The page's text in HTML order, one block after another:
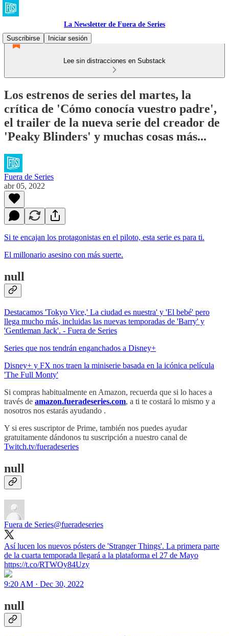
La Newsletter de Fuera de Series
Suscribirse
Iniciar sesión
Lee sin distracciones en Substack
Los estrenos de series del martes, la
crítica de 'Cómo conocía vuestro padre',
el trailer de la nueva serie del creador de
'Peaky Blinders' y muchas cosas más...
Fuera de Series
abr 05, 2022
Si te encajan los protagonistas en el piloto, esta serie es para ti.
El millonario asesino con más suerte.
null
Destacamos 'Tokyo Vice,' La ciudad es nuestra' y 'El bebé' pero
llega mucho más, incluidas las nuevas temporadas de 'Barry' y
'Gentleman Jack'. - Fuera de Series
Series que nos tendrán enganchados a Disney+
Disney+ y FX nos traen la miniserie basada en la icónica película
'The Full Monty'
Si compras habitualmente en Amazon, recuerda que si lo haces a
través de amazon.fueradeseries.com, a ti te costará lo mismo y a
nosotros nos estarás ayudando .
Y si eres suscriptor de Prime, también nos puedes ayudar
gratuitamente dándonos tu suscripción a nuestro canal de
Twitch.tv/fueradeseries
null
Fuera de Series@fueradeseries
Así lucen los nuevos pósters de 'Stranger Things'. La primera parte
de la cuarta temporada llegará a la plataforma el 27 de Mayo
https://t.co/RTWOy84Uzy
9:20 AM · Dec 30, 2022
null